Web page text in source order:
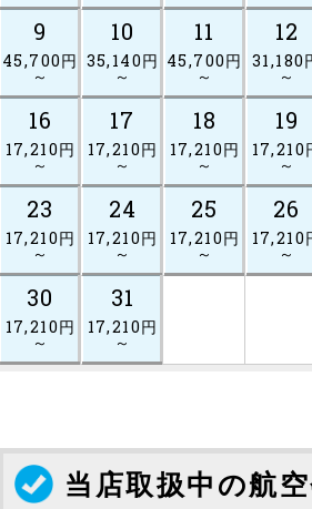
9
45,700円
～
10
35,140円
～
11
45,700円
～
12
31,180
～
16
17,210円
～
17
17,210円
～
18
17,210円
～
19
17,210
～
23
17,210円
～
24
17,210円
～
25
17,210円
～
26
17,210
～
30
17,210円
～
31
17,210円
～
当店取扱中の航